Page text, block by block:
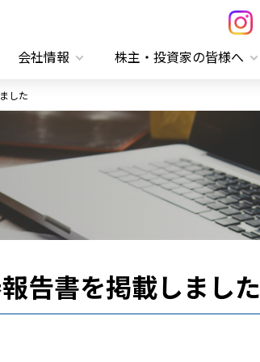
会社情報 株主・投資家の皆様へ
した
告書を掲載しました